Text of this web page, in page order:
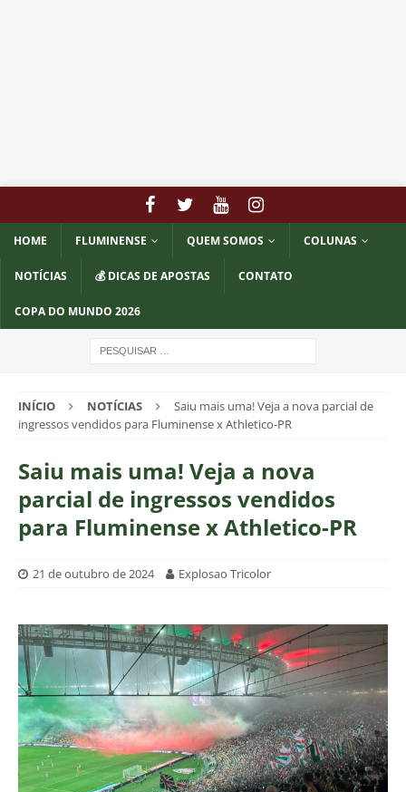
HOME FLUMINENSE QUEM SOMOS COLUNAS
NOTÍCIAS 💰 DICAS DE APOSTAS CONTATO
COPA DO MUNDO 2026
INÍCIO NOTÍCIAS
Saiu mais uma! Veja a nova parcial de
ingressos vendidos para Fluminense x Athletico-PR
Saiu mais uma! Veja a nova
parcial de ingressos vendidos
para Fluminense x Athletico-PR
21 de outubro de 2024 Explosao Tricolor